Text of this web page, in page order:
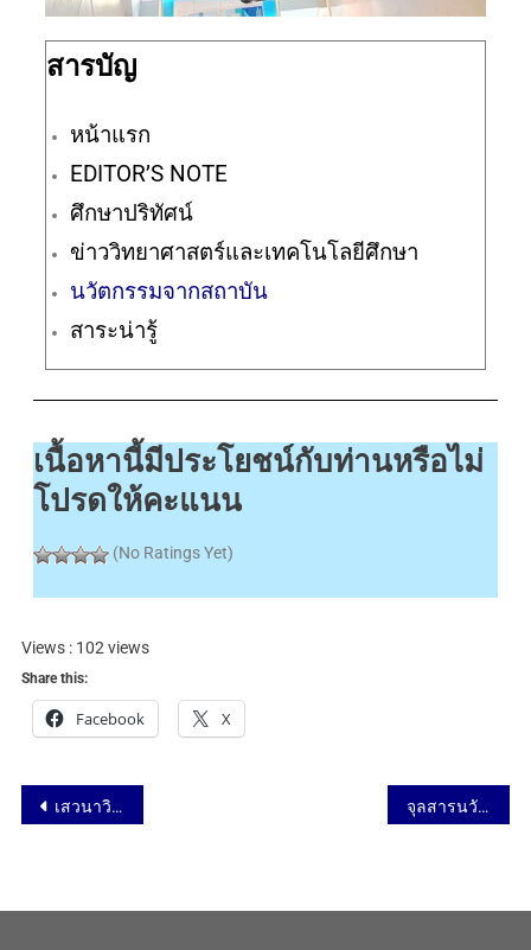
สารบัญ
หน้าแรก
EDITOR’S NOTE
ศึกษาปริทัศน์
ข่าววิทยาศาสตร์และเทคโนโลยีศึกษา
นวัตกรรมจากสถาบัน
สาระน่ารู้
เนื้อหานี้มีประโยชน์กับท่านหรือไม่
โปรดให้คะแนน
(No Ratings Yet)
Views : 102 views
Share this:
Facebook X
เสวนาวิชาการ สานสัมพันธ์พี่น้อง IL: “Innovation in Education” 26 มกราคม 2564 จุลสารนวัตกรรม ฉบับที่ 60 – EDITOR’S NOTE